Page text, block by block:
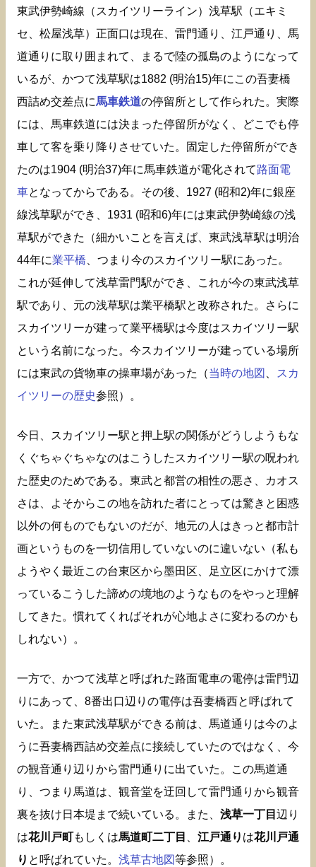
東武伊勢崎線（スカイツリーライン）浅草駅（エキミ
セ、松屋浅草）正面口は現在、雷門通り、江戸通り、馬
道通りに取り囲まれて、まるで陸の孤島のようになって
いるが、かつて浅草駅は1882 (明治15)年にこの吾妻橋
西詰め交差点に馬車鉄道の停留所として作られた。実際
には、馬車鉄道には決まった停留所がなく、どこでも停
車して客を乗り降りさせていた。固定した停留所ができ
たのは1904 (明治37)年に馬車鉄道が電化されて路面電
車となってからである。その後、1927 (昭和2)年に銀座
線浅草駅ができ、1931 (昭和6)年には東武伊勢崎線の浅
草駅ができた（細かいことを言えば、東武浅草駅は明治
44年に業平橋 、つまり今のスカイツリー駅にあった。
これが延伸して浅草雷門駅ができ、これが今の東武浅草
駅であり、元の浅草駅は業平橋駅と改称された。さらに
スカイツリーが建って業平橋駅は今度はスカイツリー駅
という名前になった。今スカイツリーが建っている場所
には東武の貨物車の操車場があった（当時の地図
スカ
イツリーの歴史参照）。
今日、スカイツリー駅と押上駅の関係がどうしようもな
くぐちゃぐちゃなのはこうしたスカイツリー駅の呪われ
た歴史のためである。東武と都営の相性の悪さ、カオス
さは、よそからこの地を訪れた者にとっては驚きと困惑
以外の何ものでもないのだが、地元の人はきっと都市計
画というものを一切信用していないのに違いない（私も
ようやく最近この台東区から墨田区、足立区にかけて漂
っているこうした諦めの境地のようなものをやっと理解
してきた。慣れてくればそれが心地よさに変わるのかも
しれない）。
一方で、かつて浅草と呼ばれた路面電車の電停は雷門辺
りにあって、8番出口辺りの電停は吾妻橋西と呼ばれて
いた。また東武浅草駅ができる前は、馬道通りは今のよ
うに吾妻橋西詰め交差点に接続していたのではなく、今
の観音通り辺りから雷門通りに出ていた。この馬道通
り、つまり馬道は、観音堂を迂回して雷門通りから観音
裏を抜け日本堤まで続いている。また、 浅草一丁目 辺り
は花川戸町もしくは馬道町二丁目 江戸通り は花川戸通
り と呼ばれていた。 浅草古地図等参照）。